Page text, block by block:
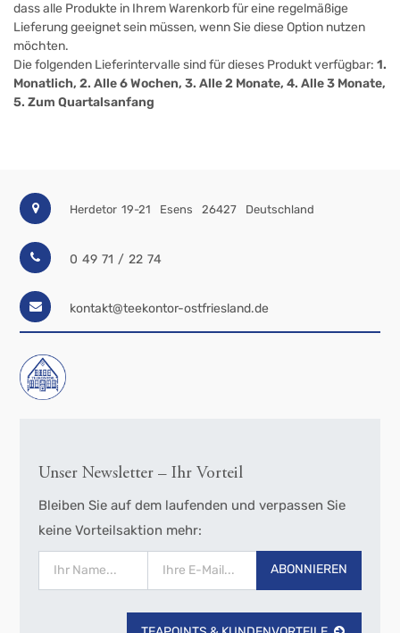
dass alle Produkte in Ihrem Warenkorb für eine regelmäßige
Lieferung geeignet sein müssen, wenn Sie diese Option nutzen
möchten.
Die folgenden Lieferintervalle sind für dieses Produkt verfügbar: 1.
Monatlich, 2. Alle 6 Wochen, 3. Alle 2 Monate, 4. Alle 3 Monate,
5. Zum Quartalsanfang
Herdetor 19-21 Esens 26427 Deutschland
0 49 71 / 22 74
kontakt@teekontor-ostfriesland.de
Unser Newsletter – Ihr Vorteil
Bleiben Sie auf dem laufenden und verpassen Sie
keine Vorteilsaktion mehr:
ABONNIEREN